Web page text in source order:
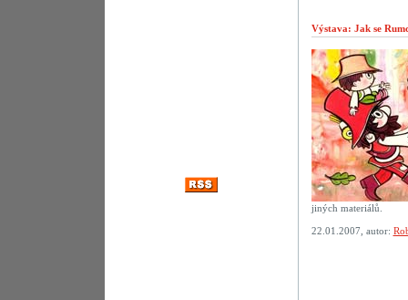
Výstava: Jak se
jiných materiálů.
22.01.2007, autor: